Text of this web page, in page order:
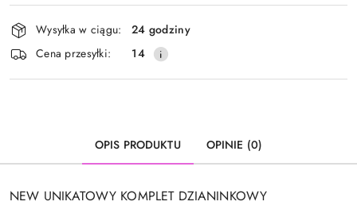
Dostępność
i
dostawa
Wysyłka w ciągu:
24 godziny
Cena przesyłki:
14
OPIS PRODUKTU OPINIE (0)
NEW UNIKATOWY KOMPLET DZIANINKOWY